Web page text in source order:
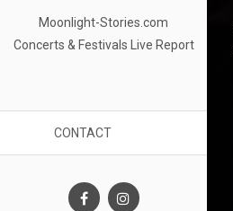
Moonlight-Stories.com
Concerts & Festivals Live Report
CONTACT